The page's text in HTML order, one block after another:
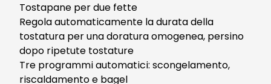
Tostapane per due fette
Regola automaticamente la durata della
tostatura per una doratura omogenea, persino
dopo ripetute tostature
Tre programmi automatici: scongelamento,
riscaldamento e bagel